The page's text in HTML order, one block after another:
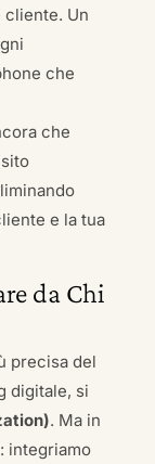
cliente. Un
che
che
e la tua
da Chi
precisa del
digitale, si
. Ma in
integriamo